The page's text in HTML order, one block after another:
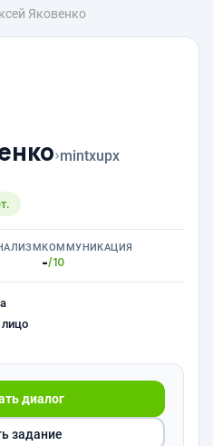
Яковенко
›mintxupx
КОММУНИКАЦИЯ
-/10
лицо
диалог
задание